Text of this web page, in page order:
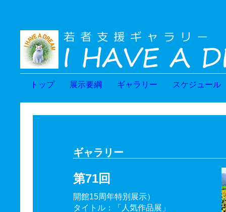
トップ 展示要綱 ギャラリー スケジュール
ギャラリー
第71回
開館15周年特別展示）
タイトル：「人気作品展」